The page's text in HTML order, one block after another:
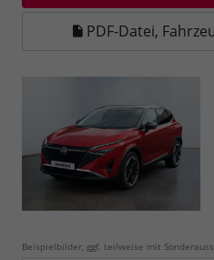
PDF-Datei,
Beispielbilder, ggf. teilweise mit